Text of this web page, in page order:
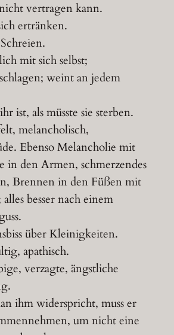
vertragen kann.
ertränken.
mit sich selbst;
weint an jedem
ist, als müsste sie sterben.
melancholisch,
Ebenso Melancholie mit
in den Armen, schmerzendes
Brennen in den Füßen mit
besser nach einem
über Kleinigkeiten.
apathisch.
verzagte, ängstliche
ihm widerspricht, muss er
um nicht eine